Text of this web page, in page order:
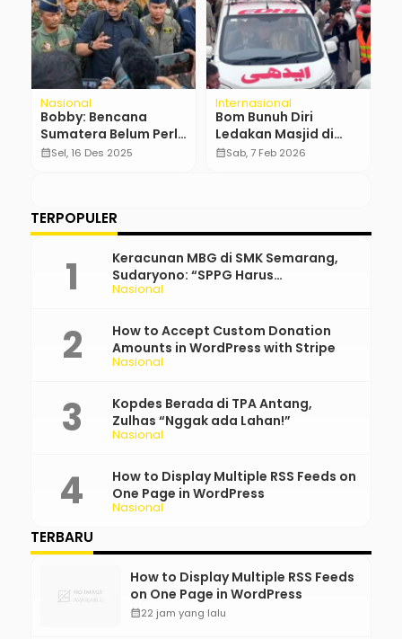
Nasional
Bobby: Bencana
Sumatera Belum Perlu
Status Nasional
calendar_monthSel, 16 Des 2025
Internasional
Bom Bunuh Diri
Ledakan Masjid di
Pakistan: Apa yang
calendar_monthSab, 7 Feb 2026
TERPOPULER
Nasional
Keracunan MBG di SMK Semarang,
Sudaryono: “SPPG Harus
Bertanggung Jawab!”
Nasional
How to Accept Custom Donation
Amounts in WordPress with Stripe
Nasional
Kopdes Berada di TPA Antang,
Zulhas “Nggak ada Lahan!”
Nasional
How to Display Multiple RSS Feeds on
One Page in WordPress
TERBARU
How to Display Multiple RSS Feeds
on One Page in WordPress
calendar_month22 jam yang lalu